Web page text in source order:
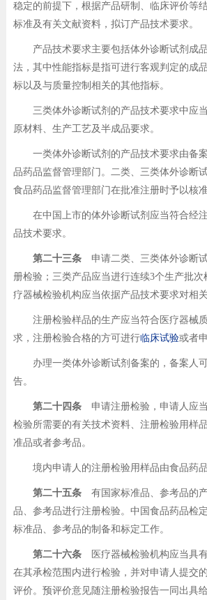
稳定的前提下，根据产品研制、临床评价等
标准及有关文献资料，拟订产品技术要求。
产品技术要求主要包括体外诊断试剂成
法，其中性能指标是指可进行客观判定的成
标以及与质量控制相关的其他指标。
三类体外诊断试剂的产品技术要求中应
原材料、生产工艺及半成品要求。
一类体外诊断试剂的产品技术要求由备案
品药品监督管理部门。二类、三类体外诊断
食品药品监督管理部门在批准注册时予以核准
在中国上市的体外诊断试剂应当符合经
品技术要求。
第二十三条申请二类、三类体外诊断
册检验；三类产品应当进行连续3个生产批次
疗器械检验机构应当依据产品技术要求对相
注册检验样品的生产应当符合医疗器械
求，注册检验合格的方可进行临床试验或者
办理一类体外诊断试剂备案的，备案人可
告。
第二十四条申请注册检验，申请人应
检验所需要的有关技术资料、注册检验用样
准品或者参考品。
境内申请人的注册检验用样品由食品药品
第二十五条有国家标准品、参考品的
品、参考品进行注册检验。中国食品药品检
标准品、参考品的制备和标定工作。
第二十六条医疗器械检验机构应当具有
在其承检范围内进行检验，并对申请人提交
评价。预评价意见随注册检验报告一同出具给